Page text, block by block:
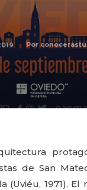
Por
de San
(Uviéu, 1971).